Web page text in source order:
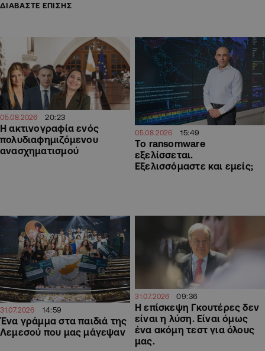
ΔΙΑΒΑΣΤΕ ΕΠΙΣΗΣ
05.08.2026 20:23
Η ακτινογραφία ενός
πολυδιαφημιζόμενου
ανασχηματισμού
05.08.2026 15:49
Το ransomware
εξελίσσεται.
Εξελισσόμαστε και εμείς;
31.07.2026 14:59
Ένα γράμμα στα παιδιά της
Λεμεσού που μας μάγεψαν
31.07.2026 09:36
Η επίσκεψη Γκουτέρες δεν
είναι η λύση. Είναι όμως
ένα ακόμη τεστ για όλους
μας.